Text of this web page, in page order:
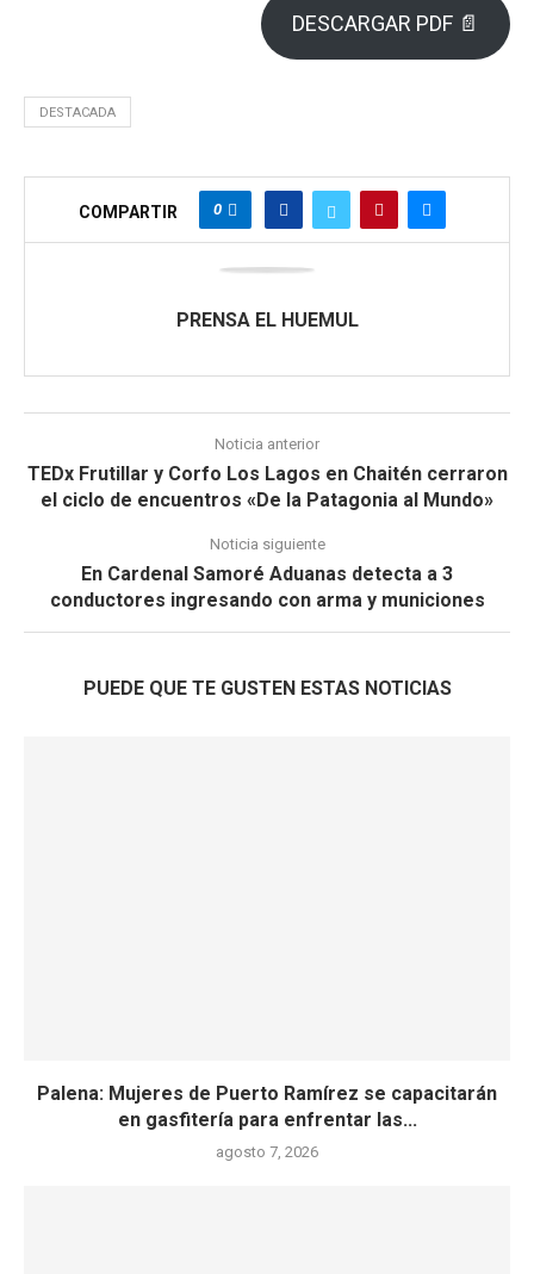
DESCARGAR PDF 📄
DESTACADA
COMPARTIR 0
PRENSA EL HUEMUL
Noticia anterior
TEDx Frutillar y Corfo Los Lagos en Chaitén cerraron
el ciclo de encuentros «De la Patagonia al Mundo»
Noticia siguiente
En Cardenal Samoré Aduanas detecta a 3
conductores ingresando con arma y municiones
PUEDE QUE TE GUSTEN ESTAS NOTICIAS
Palena: Mujeres de Puerto Ramírez se capacitarán
en gasfitería para enfrentar las...
agosto 7, 2026